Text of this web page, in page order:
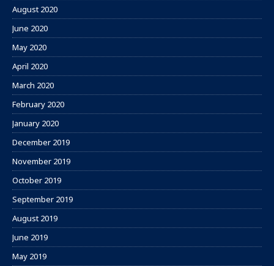
August 2020
June 2020
May 2020
April 2020
March 2020
February 2020
January 2020
December 2019
November 2019
October 2019
September 2019
August 2019
June 2019
May 2019